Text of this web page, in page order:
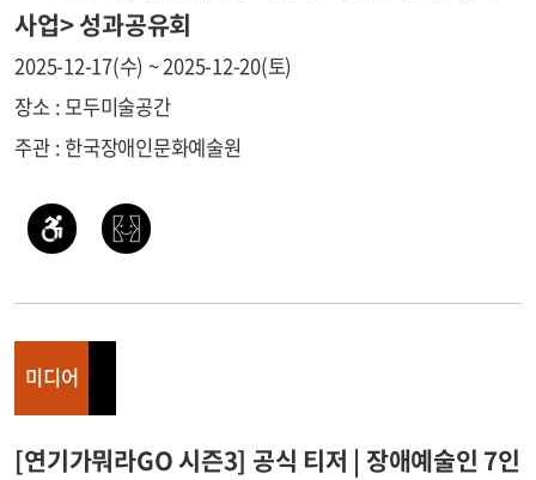
사업> 성과공유회
2025-12-17(수) ~ 2025-12-20(토)
장소 : 모두미술공간
주관 : 한국장애인문화예술원
미디어
[연기가뭐라GO 시즌3] 공식 티저 | 장애예술인 7인